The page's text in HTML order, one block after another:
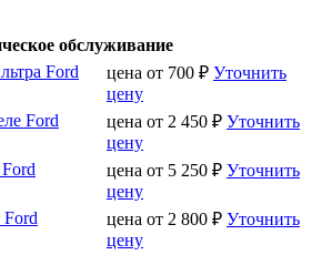
обслуживание
Ford
цена от 700 ₽ Уточнить
цену
Ford
цена от 2 450 ₽ Уточнить
цену
цена от 5 250 ₽ Уточнить
цену
цена от 2 800 ₽ Уточнить
цену